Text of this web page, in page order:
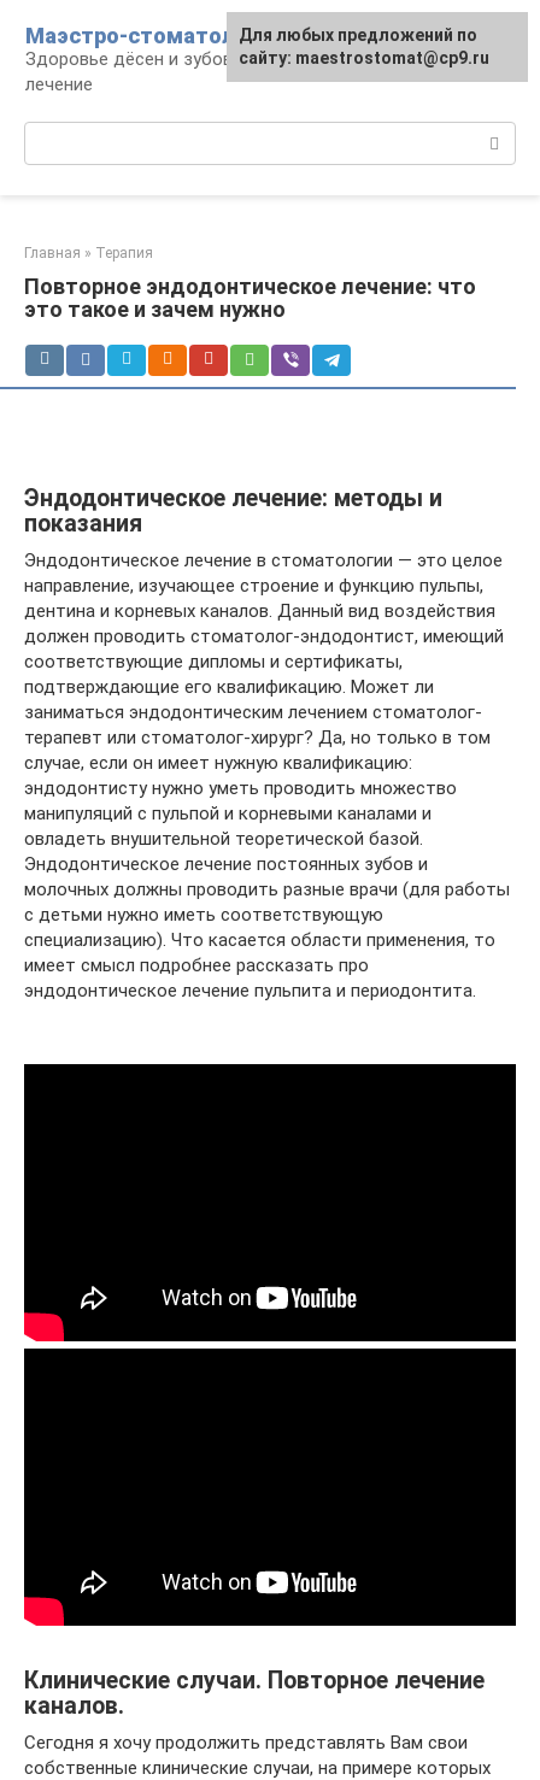
контенту
Маэстро-стоматолог
Здоровье дёсен и зубов, диагностика и
лечение
Главная » Терапия
Повторное эндодонтическое лечение: что
это такое и зачем нужно
Эндодонтическое лечение: методы и
показания
Эндодонтическое лечение в стоматологии — это целое
направление, изучающее строение и функцию пульпы,
дентина и корневых каналов. Данный вид воздействия
должен проводить стоматолог-эндодонтист, имеющий
соответствующие дипломы и сертификаты,
подтверждающие его квалификацию. Может ли
заниматься эндодонтическим лечением стоматолог-
терапевт или стоматолог-хирург? Да, но только в том
случае, если он имеет нужную квалификацию:
эндодонтисту нужно уметь проводить множество
манипуляций с пульпой и корневыми каналами и
овладеть внушительной теоретической базой.
Эндодонтическое лечение постоянных зубов и
молочных должны проводить разные врачи (для работы
с детьми нужно иметь соответствующую
специализацию). Что касается области применения, то
имеет смысл подробнее рассказать про
эндодонтическое лечение пульпита и периодонтита.
Клинические случаи. Повторное лечение
каналов.
Сегодня я хочу продолжить представлять Вам свои
собственные клинические случаи, на примере которых
Для любых предложений по
сайту: maestrostomat@cp9.ru